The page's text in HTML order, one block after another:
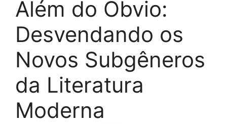
Além do Óbvio:
Desvendando os
Novos Subgêneros
da Literatura
Moderna